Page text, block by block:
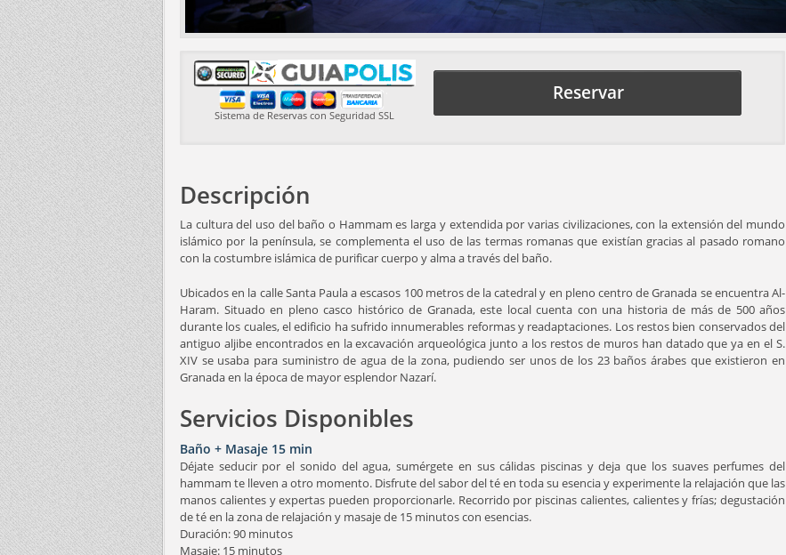
Sistema de Reservas con Seguridad SSL
Reservar
Descripción
La cultura del uso del baño o Hammam es larga y extendida por varias civilizaciones, con la extensión del mundo
islámico por la península, se complementa el uso de las termas romanas que existían gracias al pasado romano
con la costumbre islámica de purificar cuerpo y alma a través del baño.
Ubicados en la calle Santa Paula a escasos 100 metros de la catedral y en pleno centro de Granada se encuentra Al-
Haram. Situado en pleno casco histórico de Granada, este local cuenta con una historia de más de 500 años
durante los cuales, el edificio ha sufrido innumerables reformas y readaptaciones. Los restos bien conservados del
antiguo aljibe encontrados en la excavación arqueológica junto a los restos de muros han datado que ya en el S.
XIV se usaba para suministro de agua de la zona, pudiendo ser unos de los 23 baños árabes que existieron en
Granada en la época de mayor esplendor Nazarí.
Servicios Disponibles
Baño + Masaje 15 min
Déjate seducir por el sonido del agua, sumérgete en sus cálidas piscinas y deja que los suaves perfumes del
hammam te lleven a otro momento. Disfrute del sabor del té en toda su esencia y experimente la relajación que las
manos calientes y expertas pueden proporcionarle. Recorrido por piscinas calientes, calientes y frías; degustación
de té en la zona de relajación y masaje de 15 minutos con esencias.
Duración: 90 minutos
Masaje: 15 minutos